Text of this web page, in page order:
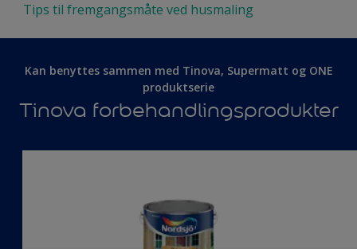
Tips til fremgangsmåte ved husmaling
Kan benyttes sammen med Tinova, Supermatt og ONE
produktserie
Tinova forbehandlingsprodukter